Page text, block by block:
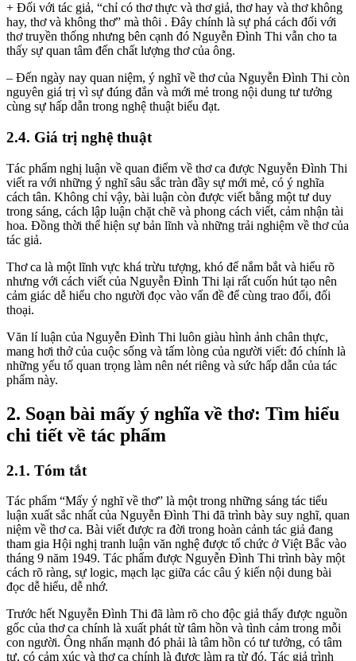
+ Đối với tác giả, “chỉ có thơ thực và thơ giả, thơ hay và thơ không
hay, thơ và không thơ” mà thôi . Đây chính là sự phá cách đối với
thơ truyền thống nhưng bên cạnh đó Nguyễn Đình Thi vẫn cho ta
thấy sự quan tâm đến chất lượng thơ của ông.
– Đến ngày nay quan niệm, ý nghĩ về thơ của Nguyễn Đình Thi còn
nguyên giá trị vì sự đúng đắn và mới mẻ trong nội dung tư tưởng
cùng sự hấp dẫn trong nghệ thuật biểu đạt.
2.4. Giá trị nghệ thuật
Tác phẩm nghị luận về quan điểm về thơ ca được Nguyễn Đình Thi
viết ra với những ý nghĩ sâu sắc tràn đầy sự mới mẻ, có ý nghĩa
cách tân. Không chỉ vậy, bài luận còn được viết bằng một tư duy
trong sáng, cách lập luận chặt chẽ và phong cách viết, cảm nhận tài
hoa. Đồng thời thể hiện sự bản lĩnh và những trải nghiệm về thơ của
tác giả.
Thơ ca là một lĩnh vực khá trừu tượng, khó để nắm bắt và hiểu rõ
nhưng với cách viết của Nguyễn Đình Thi lại rất cuốn hút tạo nên
cảm giác dễ hiểu cho người đọc vào vấn đề để cùng trao đổi, đối
thoại.
Văn lí luận của Nguyễn Đình Thi luôn giàu hình ảnh chân thực,
mang hơi thở của cuộc sống và tấm lòng của người viết: đó chính là
những yếu tố quan trọng làm nên nét riêng và sức hấp dẫn của tác
phẩm này.
2. Soạn bài mấy ý nghĩa về thơ: Tìm hiểu
chi tiết về tác phẩm
2.1. Tóm tắt
Tác phẩm “Mấy ý nghĩ về thơ” là một trong những sáng tác tiểu
luận xuất sắc nhất của Nguyễn Đình Thi đã trình bày suy nghĩ, quan
niệm về thơ ca. Bài viết được ra đời trong hoàn cảnh tác giả đang
tham gia Hội nghị tranh luận văn nghệ được tổ chức ở Việt Bắc vào
tháng 9 năm 1949. Tác phẩm được Nguyễn Đình Thi trình bày một
cách rõ ràng, sự logic, mạch lạc giữa các câu ý kiến nội dung bài
đọc dễ hiểu, dễ nhớ.
Trước hết Nguyễn Đình Thi đã làm rõ cho độc giả thấy được nguồn
gốc của thơ ca chính là xuất phát từ tâm hồn và tình cảm trong mỗi
con người. Ông nhấn mạnh đó phải là tâm hồn có tư tưởng, có tâm
tư, có cảm xúc và thơ ca chính là được làm ra từ đó. Tác giả trình